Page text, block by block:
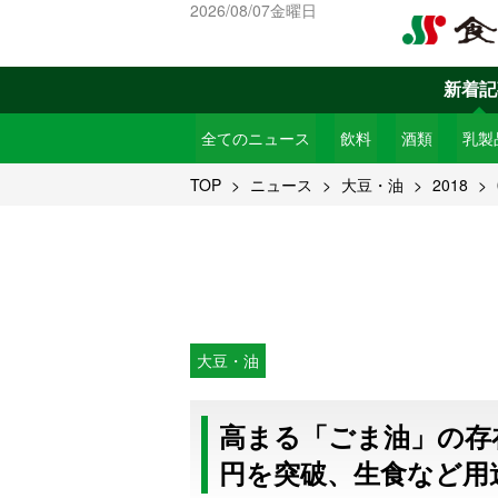
2026/08/07金曜日
新着
全てのニュース 飲料 酒類 乳製
TOP ニュース 大豆・油 2018
大豆・油
高まる「ごま油」の
円を突破、生食など用